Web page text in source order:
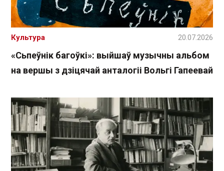
«Сьпеўнік багоўкі»: выйшаў музычны альбом
на вершы з дзіцячай анталогіі Вольгі Гапеевай
Культура 20.07.2026